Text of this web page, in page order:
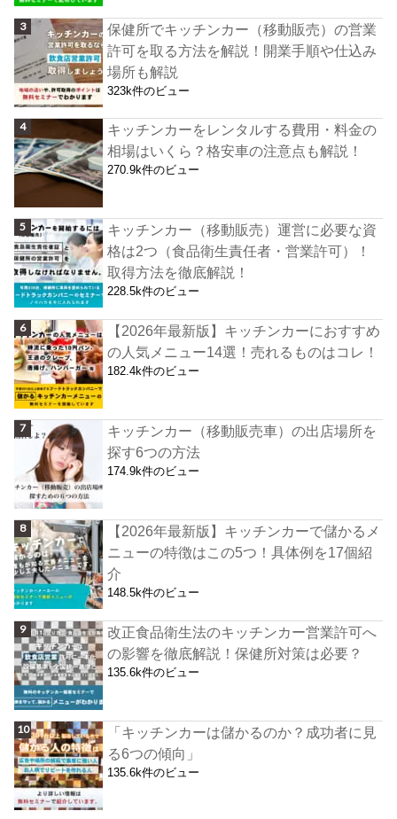
保健所でキッチンカー（移動販売）の営業
許可を取る方法を解説！開業手順や仕込み
場所も解説
323k件のビュー
キッチンカーをレンタルする費用・料金の
相場はいくら？格安車の注意点も解説！
270.9k件のビュー
キッチンカー（移動販売）運営に必要な資
格は2つ（食品衛生責任者・営業許可）！
取得方法を徹底解説！
228.5k件のビュー
【2026年最新版】キッチンカーにおすすめ
の人気メニュー14選！売れるものはコレ！
182.4k件のビュー
キッチンカー（移動販売車）の出店場所を
探す6つの方法
174.9k件のビュー
【2026年最新版】キッチンカーで儲かるメ
ニューの特徴はこの5つ！具体例を17個紹
介
148.5k件のビュー
改正食品衛生法のキッチンカー営業許可へ
の影響を徹底解説！保健所対策は必要？
135.6k件のビュー
「キッチンカーは儲かるのか？成功者に見
る6つの傾向」
135.6k件のビュー